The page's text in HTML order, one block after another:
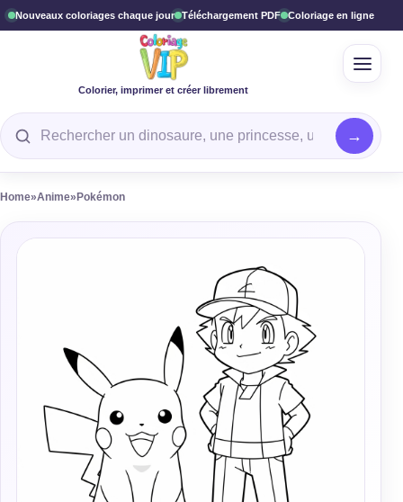
Nouveaux coloriages chaque jour Téléchargement PDF Coloriage en ligne
Colorier, imprimer et créer librement
Rechercher un coloriage
Home»Anime» Pokémon